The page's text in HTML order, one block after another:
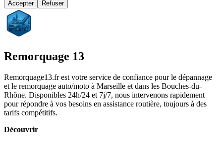
Accepter Refuser
Remorquage 13
Remorquage13.fr est votre service de confiance pour le dépannage
et le remorquage auto/moto à Marseille et dans les Bouches-du-
Rhône. Disponibles 24h/24 et 7j/7, nous intervenons rapidement
pour répondre à vos besoins en assistance routière, toujours à des
tarifs compétitifs.
Découvrir